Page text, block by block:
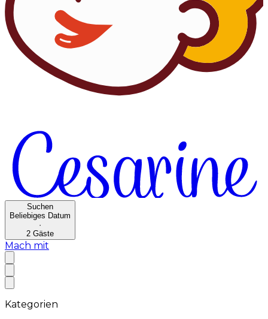
Suchen
Beliebiges Datum
·
2 Gäste
Mach mit
Kategorien